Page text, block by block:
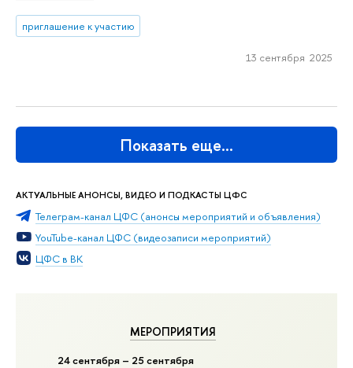
АКТУАЛЬНЫЕ АНОНСЫ, ВИДЕО И ПОДКАСТЫ ЦФС
Телеграм-канал ЦФС (анонсы мероприятий и объявления)
YouTube-канал ЦФС (видеозаписи мероприятий)
ЦФС в ВК
МЕРОПРИЯТИЯ
24 сентября – 25 сентября
приглашение к участию
13 сентября 2025
Показать еще…